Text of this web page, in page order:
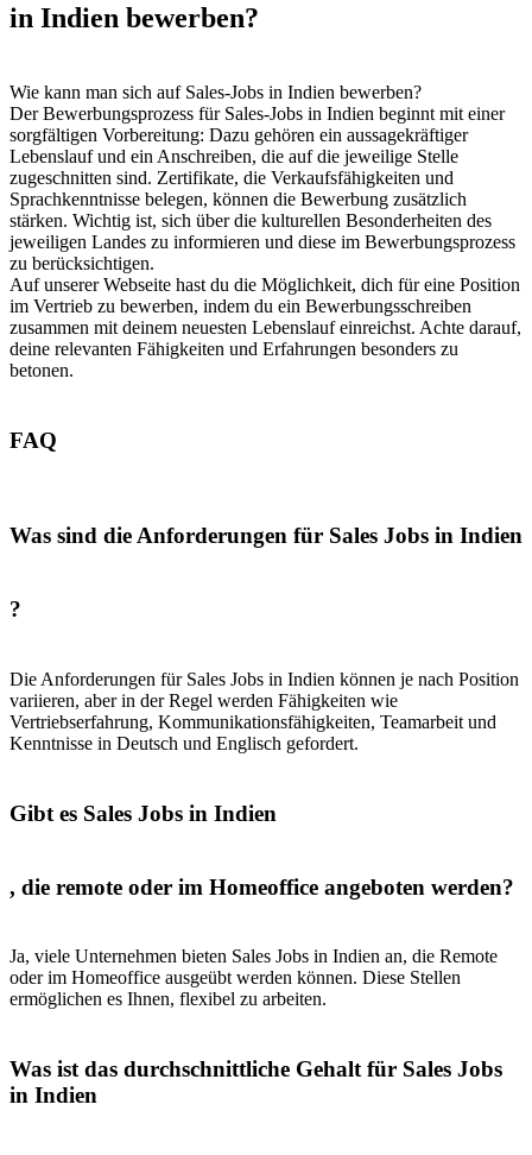
in Indien bewerben?
Wie kann man sich auf Sales-Jobs in Indien bewerben?
Der Bewerbungsprozess für Sales-Jobs in Indien beginnt mit einer
sorgfältigen Vorbereitung: Dazu gehören ein aussagekräftiger
Lebenslauf und ein Anschreiben, die auf die jeweilige Stelle
zugeschnitten sind. Zertifikate, die Verkaufsfähigkeiten und
Sprachkenntnisse belegen, können die Bewerbung zusätzlich
stärken. Wichtig ist, sich über die kulturellen Besonderheiten des
jeweiligen Landes zu informieren und diese im Bewerbungsprozess
zu berücksichtigen.
Auf unserer Webseite hast du die Möglichkeit, dich für eine Position
im Vertrieb zu bewerben, indem du ein Bewerbungsschreiben
zusammen mit deinem neuesten Lebenslauf einreichst. Achte darauf,
deine relevanten Fähigkeiten und Erfahrungen besonders zu
betonen.
FAQ
Was sind die Anforderungen für Sales Jobs in Indien
?
Die Anforderungen für Sales Jobs in Indien können je nach Position
variieren, aber in der Regel werden Fähigkeiten wie
Vertriebserfahrung, Kommunikationsfähigkeiten, Teamarbeit und
Kenntnisse in Deutsch und Englisch gefordert.
Gibt es Sales Jobs in Indien
, die remote oder im Homeoffice angeboten werden?
Ja, viele Unternehmen bieten Sales Jobs in Indien an, die Remote
oder im Homeoffice ausgeübt werden können. Diese Stellen
ermöglichen es Ihnen, flexibel zu arbeiten.
Was ist das durchschnittliche Gehalt für Sales Jobs
in Indien